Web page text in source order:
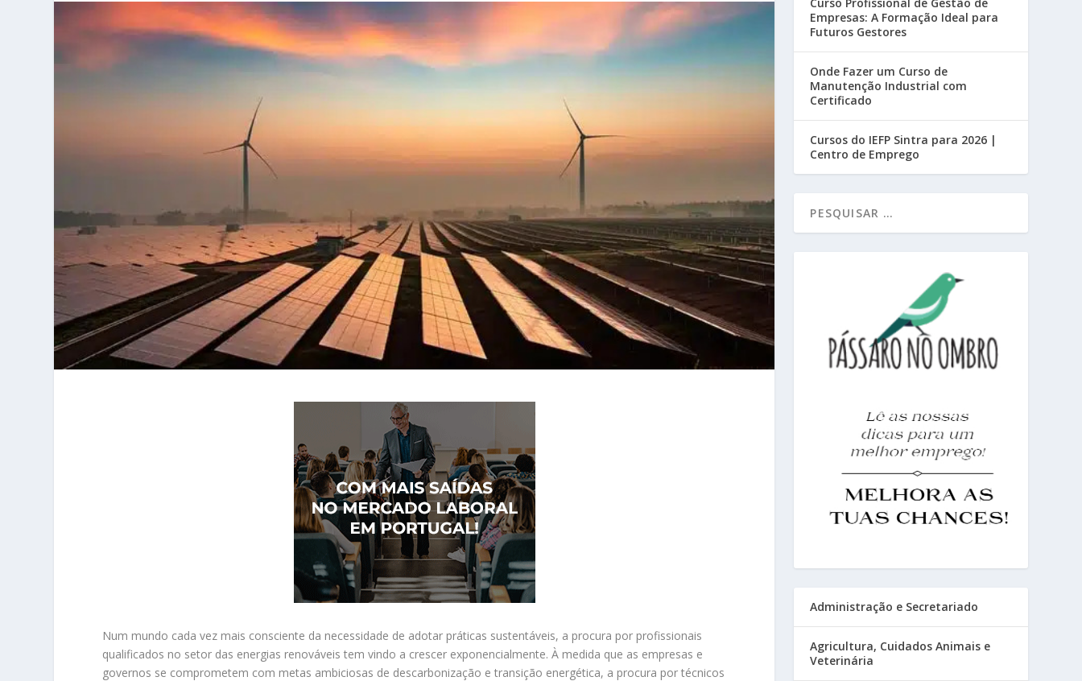
Num mundo cada vez mais consciente da necessidade de adotar práticas sustentáveis, a procura por profissionais
qualificados no setor das energias renováveis tem vindo a crescer exponencialmente. À medida que as empresas e
governos se comprometem com metas ambiciosas de descarbonização e transição energética, a procura por técnicos
Empresas: A Formação Ideal para
Futuros Gestores
Onde Fazer um Curso de
Manutenção Industrial com
Certificado
Cursos do IEFP Sintra para 2026 |
Centro de Emprego
Administração e Secretariado
Agricultura, Cuidados Animais e
Veterinária